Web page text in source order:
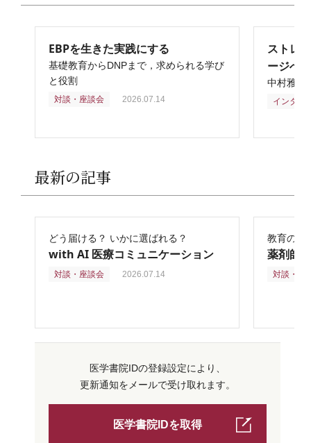
EBPを生きた実践にする
基礎教育からDNPまで，求められる学び
と役割
対談・座談会 2026.07.14
ストレ
ージへ
中村雅俊
インタビ
最新の記事
どう届ける？ いかに選ばれる？
with AI 医療コミュニケーション
対談・座談会 2026.07.14
教育の再
薬剤師
対談・座
医学書院IDの登録設定により、
更新通知をメールで受け取れます。
医学書院IDを取得